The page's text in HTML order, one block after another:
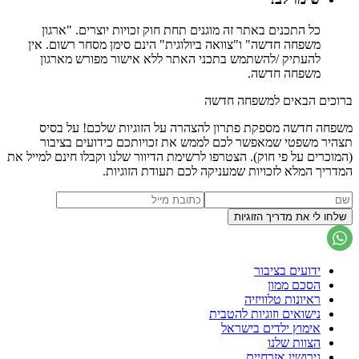
כל התכנים באתר זה מוגנים תחת חוק זכויות יוצרים. "ארגון
משפחה חדשה" ו"צוואה ביולוגית" הינם סימן מסחר רשום. אין
להעתיק /להשתמש בתכני האתר ללא אישור מפורש מארגון
משפחה חדשה.
ברוכים הבאים למשפחה חדשה
משפחה חדשה מספקת פתרון להצהרה על הזוגיות שלכם! על בסיס
תצהיר משפטי שמאפשר לכם לממש את זכויותכם כידועים בציבור
(המוכרים על פי חוק). הצטרפו לרשימת הדיוור שלנו וקבלו חינם למייל את
המדריך המלא לזכויות שמעניקה לכם תעודת הזוגיות.
ידועים בציבור
הסכם ממון
ראיונות טלוויזיה
נישואים וזוגיות להטבית
אימוץ ילדים בישראל
הצוות שלנו